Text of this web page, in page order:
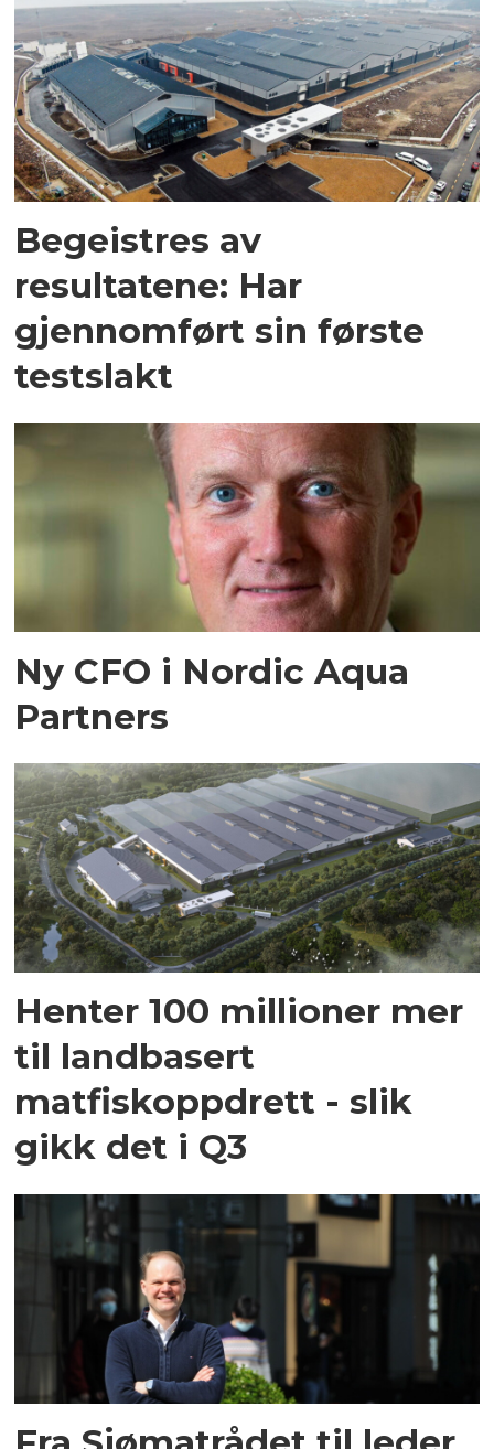
Begeistres av
resultatene: Har
gjennomført sin første
testslakt
Ny CFO i Nordic Aqua
Partners
Henter 100 millioner mer
til landbasert
matfiskoppdrett - slik
gikk det i Q3